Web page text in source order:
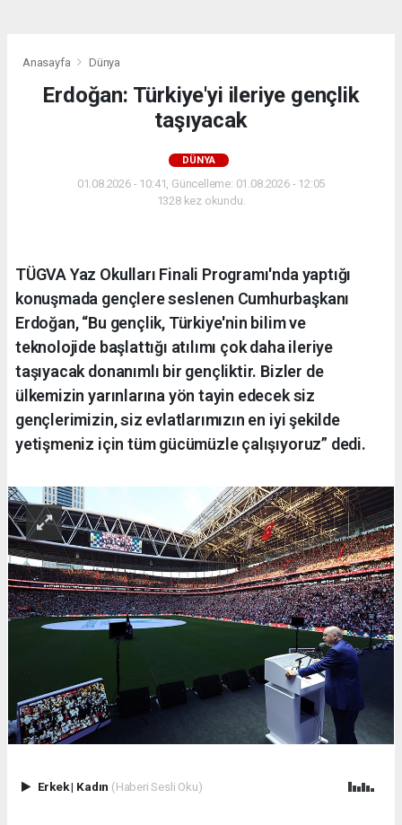
Anasayfa Dünya
Erdoğan: Türkiye'yi ileriye gençlik
taşıyacak
DÜNYA
01.08.2026 - 10:41, Güncelleme: 01.08.2026 - 12:05
1328 kez okundu.
TÜGVA Yaz Okulları Finali Programı'nda yaptığı
konuşmada gençlere seslenen Cumhurbaşkanı
Erdoğan, “Bu gençlik, Türkiye'nin bilim ve
teknolojide başlattığı atılımı çok daha ileriye
taşıyacak donanımlı bir gençliktir. Bizler de
ülkemizin yarınlarına yön tayin edecek siz
gençlerimizin, siz evlatlarımızın en iyi şekilde
yetişmeniz için tüm gücümüzle çalışıyoruz” dedi.
Erkek| Kadın (Haberi Sesli Oku)